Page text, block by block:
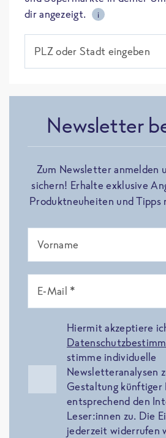
dir angezeigt.
i
PLZ oder Stadt eingeben
Newsletter
Zum Newsletter anmelden
sichern! Erhalte exklusive
Produktneuheiten und Tipps
Vorname
E-Mail *
Hiermit akzeptiere
stimme individuelle
Newsletteranalysen
Gestaltung
entsprechend den
Leser:innen zu. Die
jederzeit widerrufen